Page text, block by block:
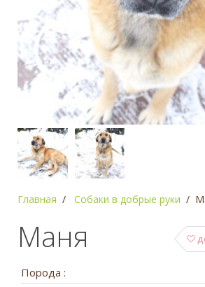
Главная Собаки в добрые руки
Маня
Порода :